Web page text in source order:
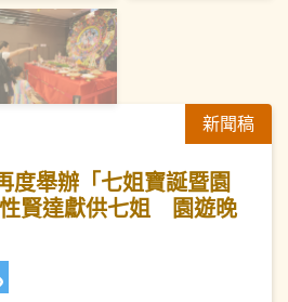
新聞稿
度舉辦「七姐寶誕暨園
賢達獻供七姐 園遊晚